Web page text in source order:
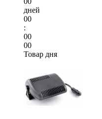
дней
00
:
00
00
Товар дня